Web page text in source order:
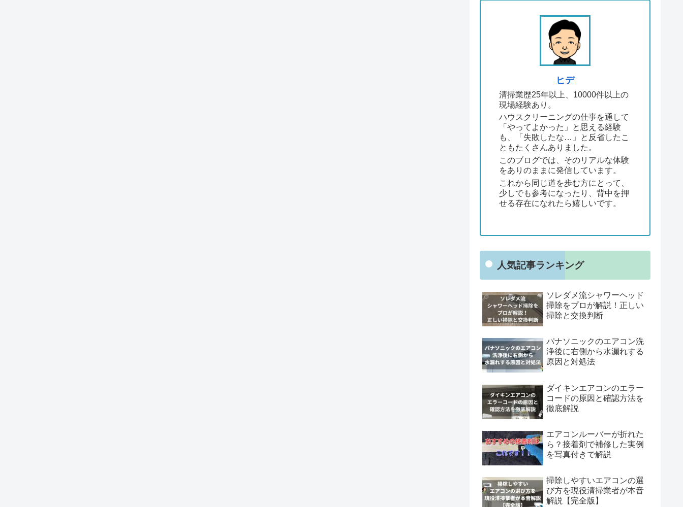
ヒデ
清掃業歴25年以上、10000件以上の
現場経験あり。
ハウスクリーニングの仕事を通して
「やってよかった」と思える経験
も、「失敗したな…」と反省したこ
ともたくさんありました。
このブログでは、そのリアルな体験
をありのままに発信しています。
これから同じ道を歩む方にとって、
少しでも参考になったり、背中を押
せる存在になれたら嬉しいです。
人気記事ランキング
ソレダメ流シャワーヘッド
掃除をプロが解説！正しい
掃除と交換判断
パナソニックのエアコン洗
浄後に右側から水漏れする
原因と対処法
ダイキンエアコンのエラー
コードの原因と確認方法を
徹底解説
エアコンルーバーが折れた
ら？接着剤で補修した実例
を写真付きで解説
掃除しやすいエアコンの選
び方を現役清掃業者が本音
解説【完全版】